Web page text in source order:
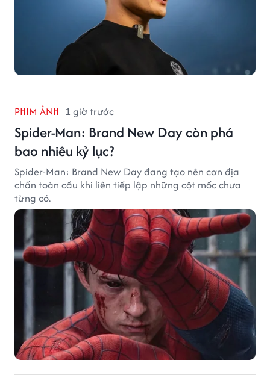
PHIM ẢNH 1 giờ trước
Spider-Man: Brand New Day còn phá
bao nhiêu kỷ lục?
Spider-Man: Brand New Day đang tạo nên cơn địa
chấn toàn cầu khi liên tiếp lập những cột mốc chưa
từng có.